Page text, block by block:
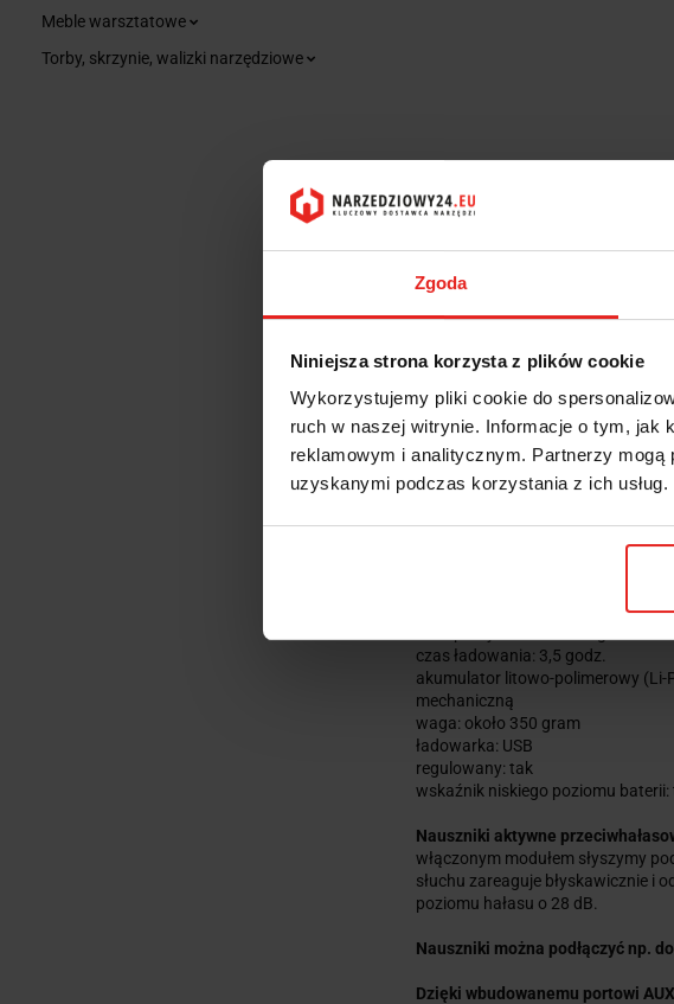
Zgoda
Niniejsza strona korzysta z plików cookie
Wykorzystujemy pliki cookie do
ruch w naszej witrynie. Informacje o tym, jak
reklamowym i analitycznym. Partnerzy mogą
uzyskanymi podczas korzystania z ich usług.
Meble warsztatowe
Torby, skrzynie, walizki narzędziowe
OPIS
skuteczność tłumienia: SNR 28 dB
czas ładowania: 3,5 godz.
akumulator litowo-polimerowy (Li-
mechaniczną
waga: około 350 gram
ładowarka: USB
regulowany: tak
wskaźnik niskiego poziomu baterii:
Nauszniki aktywne
włączonym modułem słyszymy
słuchu zareaguje błyskawicznie i
poziomu hałasu o 28 dB.
Nauszniki można podłączyć np.
Dzięki wbudowanemu portowi AUX